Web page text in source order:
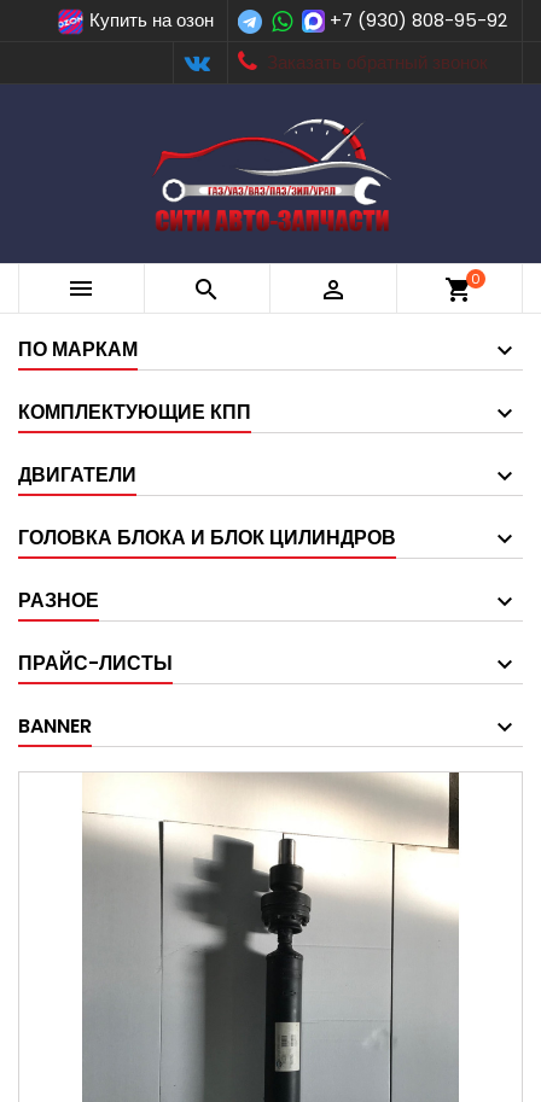
Купить на озон
+7 (930) 808-95-92
Заказать обратный звонок
   shopping_cart0
ПО МАРКАМ
КОМПЛЕКТУЮЩИЕ КПП
ДВИГАТЕЛИ
ГОЛОВКА БЛОКА И БЛОК ЦИЛИНДРОВ
РАЗНОЕ
ПРАЙС-ЛИСТЫ
BANNER